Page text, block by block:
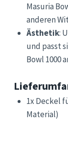
Masuria
anderen
Ästhetik:
und passt
Bowl 1000
1x Deckel
Material)